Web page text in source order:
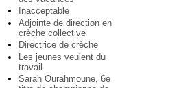
Inacceptable
Adjointe de direction en
crèche collective
Directrice de crèche
Les jeunes veulent du
travail
Sarah Ourahmoune, 6e